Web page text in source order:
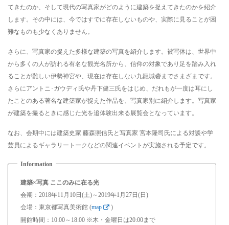
てきたのか、そして現代の写真家がどのように建築を捉えてきたのかを紹介
します。その中には、今ではすでに存在しないものや、実際に見ることが困
難なものも少なくありません。
さらに、写真家の捉えた多様な建築の写真を紹介します。被写体は、世界中
から多くの人が訪れる有名な観光名所から、信仰の対象であり足を踏み入れ
ることが難しい伊勢神宮や、現在は存在しない九龍城砦までさまざまです。
さらにアントニ･ガウディ氏や丹下健三氏をはじめ、だれもが一度は耳にし
たことのある著名な建築家が捉えた作品を、写真家別に紹介します。写真家
が建築を撮るときに感じた光を追体験出来る展覧会となっています。
なお、会期中には建築史家 藤森照信氏と写真家 宮本隆司氏による対談や学
芸員によるギャラリートークなどの関連イベントが実施される予定です。
建築×写真 ここのみに在る光
会期：2018年11月10日(土)～2019年1月27日(日)
会場：東京都写真美術館 (map
)
開館時間：10:00～18:00 ※木・金曜日は20:00まで